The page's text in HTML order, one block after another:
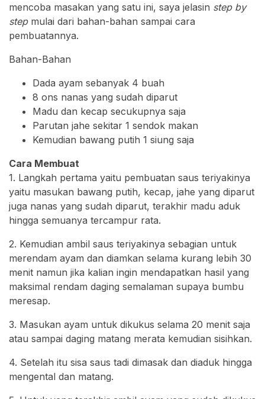
mencoba masakan yang satu ini, saya jelasin step by
stepmulai dari bahan-bahan sampai cara
pembuatannya.
Bahan-Bahan
Dada ayam sebanyak 4 buah
8 ons nanas yang sudah diparut
Madu dan kecap secukupnya saja
Parutan jahe sekitar 1 sendok makan
Kemudian bawang putih 1 siung saja
Cara Membuat
1. Langkah pertama yaitu pembuatan saus teriyakinya
yaitu masukan bawang putih, kecap, jahe yang diparut
juga nanas yang sudah diparut, terakhir madu aduk
hingga semuanya tercampur rata.
2. Kemudian ambil saus teriyakinya sebagian untuk
merendam ayam dan diamkan selama kurang lebih 30
menit namun jika kalian ingin mendapatkan hasil yang
maksimal rendam daging semalaman supaya bumbu
meresap.
3. Masukan ayam untuk dikukus selama 20 menit saja
atau sampai daging matang merata kemudian sisihkan.
4. Setelah itu sisa saus tadi dimasak dan diaduk hingga
mengental dan matang.